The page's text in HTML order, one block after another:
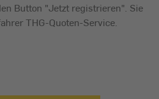
Button "Jetzt registrieren". Sie
THG-Quoten-Service.